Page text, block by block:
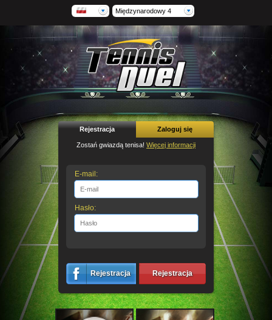
Międzynarodowy 4
Rejestracja Zaloguj się
Zostań gwiazdą tenisa! Więcej informacji
E-mail:
Hasło:
Rejestracja Rejestracja